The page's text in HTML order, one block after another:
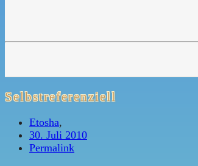
Selbstreferenziell
Etosha,
30. Juli 2010
Permalink